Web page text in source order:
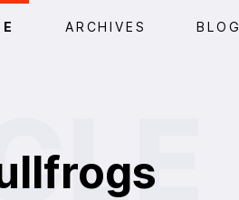
ARCHIVES BLOG